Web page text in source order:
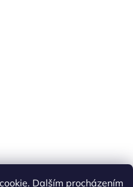
Dalším procházením